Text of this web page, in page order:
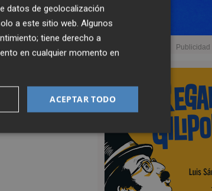
datos de geolocalización
a este sitio web. Algunos
tiene derecho a
en cualquier momento en
ACEPTAR TODO